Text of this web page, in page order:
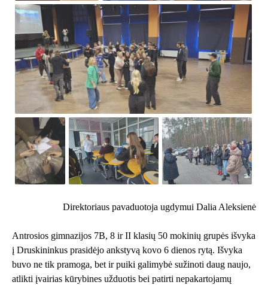
Direktoriaus pavaduotoja ugdymui Dalia Aleksienė
Antrosios gimnazijos 7B, 8 ir II klasių 50 mokinių grupės išvyka
į Druskininkus prasidėjo ankstyvą kovo 6 dienos rytą. Išvyka
buvo ne tik pramoga, bet ir puiki galimybė sužinoti daug naujo,
atlikti įvairias kūrybines užduotis bei patirti nepakartojamų